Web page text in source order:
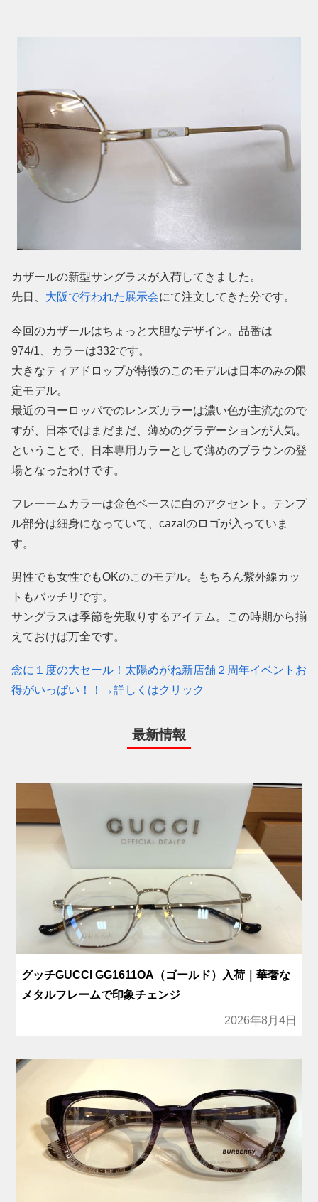
カザールの新型サングラスが入荷してきました。
先日、 大阪で行われた展示会にて注文してきた分です。
今回のカザールはちょっと大胆なデザイン。品番は
974/1、カラーは332です。
大きなティアドロップが特徴のこのモデルは日本のみの限
定モデル。
最近のヨーロッパでのレンズカラーは濃い色が主流なので
すが、日本ではまだまだ、薄めのグラデーションが人気。
ということで、日本専用カラーとして薄めのブラウンの登
場となったわけです。
フレーームカラーは金色ベースに白のアクセント。テンプ
ル部分は細身になっていて、cazalのロゴが入っていま
す。
男性でも女性でもOKのこのモデル。もちろん紫外線カッ
トもバッチリです。
サングラスは季節を先取りするアイテム。この時期から揃
えておけば万全です。
念に１度の大セール！太陽めがね新店舗２周年イベントお
得がいっぱい！！→詳しくはクリック
最新情報
グッチGUCCI GG1611OA（ゴールド）入荷｜華奢な
メタルフレームで印象チェンジ
2026年8月4日